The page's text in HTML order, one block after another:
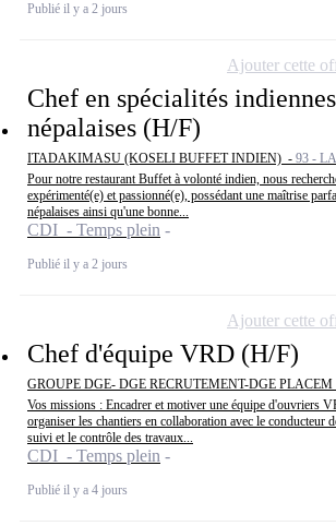
Publié il y a 2 jours
Chef en spécialités
népalaises (H/F)
ITADAKIMASU (KOSELI BUFFET INDIEN) - 93 -
Pour notre restaurant Buffet à volonté indien, nous
expérimenté(e) et passionné(e), possédant une maîtrise
népalaises ainsi qu'une bonne...
CDI - Temps plein
Publié il y a 2 jours
Ajouter cette
Chef d'équipe VRD (H/F)
GROUPE DGE- DGE RECRUTEMENT-DGE
Vos missions : Encadrer et motiver une équipe d'ouvriers
organiser les chantiers en collaboration avec le conducteur
suivi et le contrôle des travaux...
CDI - Temps plein
Publié il y a 4 jours
Ajouter cette